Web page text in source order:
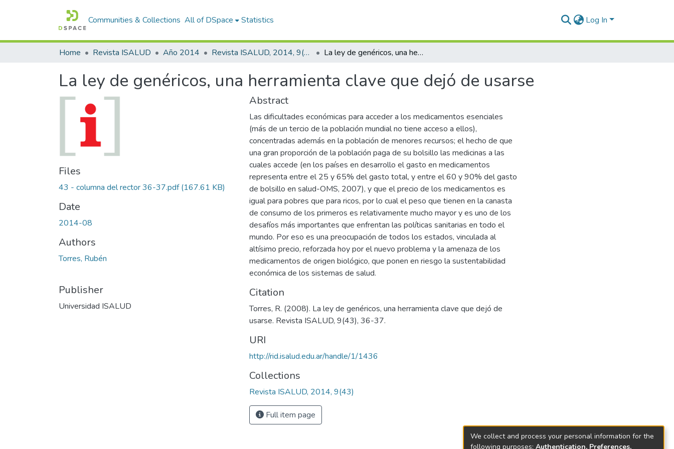
Communities & Collections All of DSpace Statistics Log In
Home Revista ISALUD Año 2014 Revista ISALUD, 2014, 9(43) La ley de genéricos, una herramienta clave que dejó de usarse
La ley de genéricos, una herramienta clave que dejó de usarse
Files
43 - columna del rector 36-37.pdf(167.61 KB)
Date
2014-08
Authors
Torres, Rubén
Publisher
Universidad ISALUD
Abstract
Las dificultades económicas para acceder a los medicamentos esenciales
(más de un tercio de la población mundial no tiene acceso a ellos),
concentradas además en la población de menores recursos; el hecho de que
una gran proporción de la población paga de su bolsillo las medicinas a las
cuales accede (en los países en desarrollo el gasto en medicamentos
representa entre el 25 y 65% del gasto total, y entre el 60 y 90% del gasto
de bolsillo en salud-OMS, 2007), y que el precio de los medicamentos es
igual para pobres que para ricos, por lo cual el peso que tienen en la canasta
de consumo de los primeros es relativamente mucho mayor y es uno de los
desafíos más importantes que enfrentan las políticas sanitarias en todo el
mundo. Por eso es una preocupación de todos los estados, vinculada al
altísimo precio, reforzada hoy por el nuevo problema y la amenaza de los
medicamentos de origen biológico, que ponen en riesgo la sustentabilidad
económica de los sistemas de salud.
Citation
Torres, R. (2008). La ley de genéricos, una herramienta clave que dejó de
usarse. Revista ISALUD, 9(43), 36-37.
URI
http://rid.isalud.edu.ar/handle/1/1436
Collections
Revista ISALUD, 2014, 9(43)
Full item page
We collect and process your personal information for the
following purposes: Authentication, Preferences,